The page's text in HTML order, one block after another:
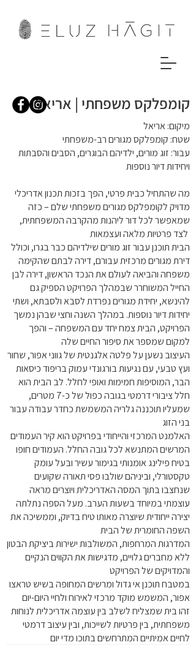
קומפלקס משפחתי | אריאל
מיקום: אריאל
שטח: קומפלקס מגורים רב-משפחתי
עבור: זוג מורים, ילדיהם הבוגרים, הסבים והסבתות
ויחידות דיור נוספות
מה שהתחיל כבית פרטי, הפך בזכות תכנון אדריכלי
מדויק לקומפלקס מגורים משפחתי שלם – כזה
שמאפשר לכל דור ליהנות מהקרבה המשפחתית,
הבית תוכנן עבור זוג מורים שילדיהם כבר בגרו, וכולל
דירת מגורים מרכזית עבורם, דירה לבתם שהקימה
משפחה והביאה לעולם את הנכד הראשון, דירה לבן
החייל המשוחרר שבמהלך הפרויקט הספיק גם
להינשא, יחידת מגורים נפרדת לסבא ולסבתא, ושתי
יחידות דיור נוספות. במהלך השנה וחצי שבהן נמשך
הפרויקט, הבית צמח יחד עם המשפחה – והפך
למקום שמספר את סיפור החיים שלה
העיצוב נשען על פלטה אלגנטית של גווני אפור, שחור
ועץ טבעי, עם נגיעות בורגונדי עמוק בריפוד כיסאות
הבר, המוסיפות חמימות ואופי לחלל. לב הבית הוא
חלל ציבורי דרמטי בגובה כפול של כ-7 מטרים,
שמעליו תוכננה גלריה המשמשת כחדר עבודה עבור
בני הזוג
האלמנט המרכזי והייחודי בפרויקט הוא קיר העמודים
המרשים המתנשא לכל גובה החלל. העמודים חופו
בטיח פילינג אומנותי בגימור עשיר ובעל עומק
טקסטורלי, וביניהם שולבו פסי תאורה שקועים
שנחצבו בתוך המסה האדריכלית ויוצרים מראה
עוצמתי במיוחד בשעות הערב. מעל הספה נתלתה
יצירה ייחודית שיוצרה מאותו טיח בדיוק, וממשיכה את
השפה החומרית של הבית
המדרגות המרחפות, המשולבות ישירות ביציקת הבטון
ללא מחברים גלויים, מדגישות את הקווים הנקיים
והמדויקים של הפרויקט
במטבח תוכנן אי גדול ומרשים המחופה בשיש טראצו
אפור, המשמש מוקד מרכזי לאירוח ולחיי היום-יום
זהו בית שמצליח לשלב בין עוצמה אדריכלית לנוחות
משפחתית, בין פרטיות לשייכות, ובין עיצוב דרמטי
לחיים אמיתיים המתרחשים בתוכו מדי יום